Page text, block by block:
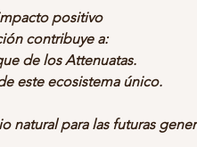
positivo
contribuye a:
de los Attenuatas.
este ecosistema único.
natural para las futuras